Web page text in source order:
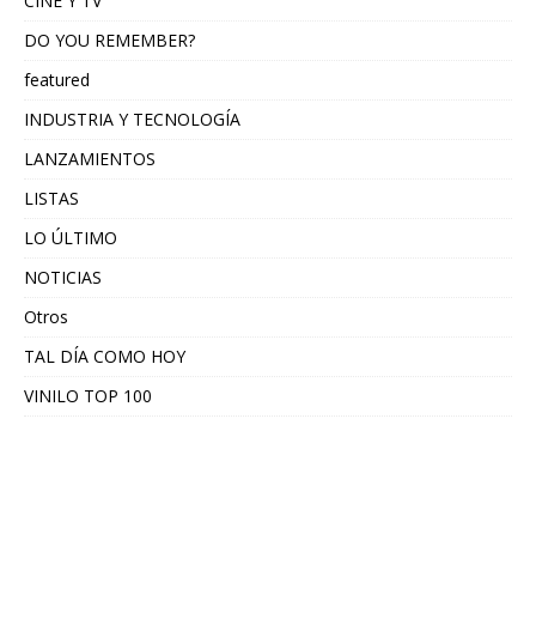
DO YOU REMEMBER?
featured
INDUSTRIA Y TECNOLOGÍA
LANZAMIENTOS
LISTAS
LO ÚLTIMO
NOTICIAS
Otros
TAL DÍA COMO HOY
VINILO TOP 100